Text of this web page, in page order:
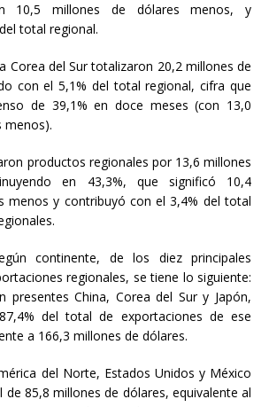
10,5 millones de dólares menos, y
total regional.
Corea del Sur totalizaron 20,2 millones de
con el 5,1% del total regional, cifra que
de 39,1% en doce meses (con 13,0
menos).
productos regionales por 13,6 millones
en 43,3%, que significó 10,4
menos y contribuyó con el 3,4% del total
continente, de los diez principales
regionales, se tiene lo siguiente:
presentes China, Corea del Sur y Japón,
del total de exportaciones de ese
a 166,3 millones de dólares.
del Norte, Estados Unidos y México
85,8 millones de dólares, equivalente al